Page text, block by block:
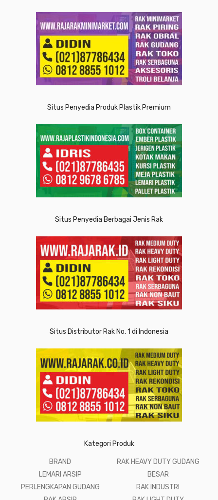
Situs Penyedia Produk Plastik Premium
Situs Penyedia Berbagai Jenis Rak
Situs Distributor Rak No. 1 di Indonesia
Kategori Produk
BRAND
LEMARI ARSIP
PERLENGKAPAN GUDANG
RAK HEAVY DUTY GUDANG
BESAR
RAK INDUSTRI